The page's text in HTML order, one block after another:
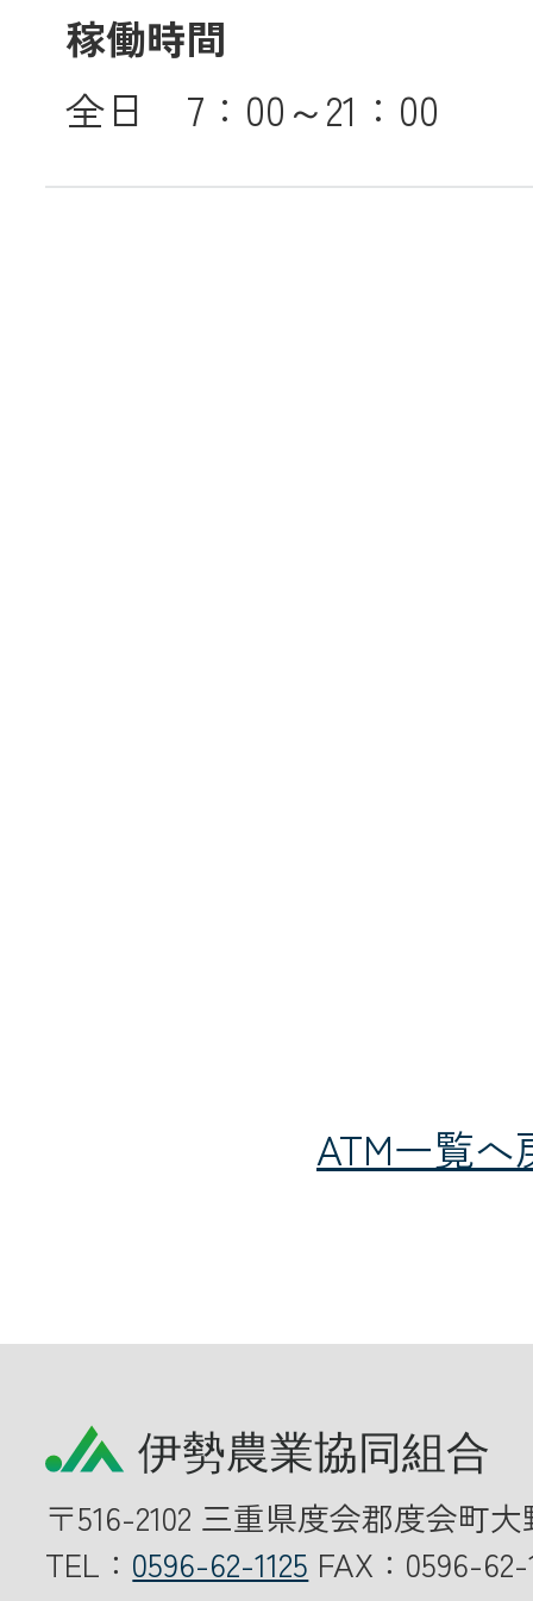
メールでのお
稼働時間
全日 7：00～21：00
ATM一覧へ
〒516-2102 三重県度会郡度会町
TEL： 0596-62-1125 FAX：0596-62-